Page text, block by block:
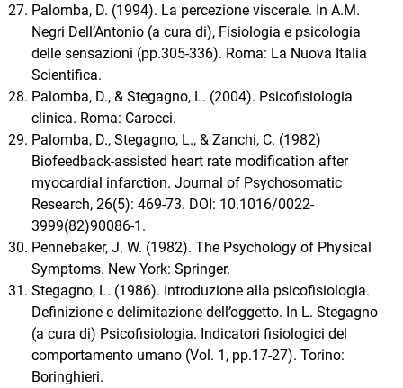
Palomba, D. (1994). La percezione viscerale. In A.M.
Negri DellʼAntonio (a cura di), Fisiologia e psicologia
delle sensazioni (pp.305-336). Roma: La Nuova Italia
Scientifica.
Palomba, D., & Stegagno, L. (2004). Psicofisiologia
clinica. Roma: Carocci.
Palomba, D., Stegagno, L., & Zanchi, C. (1982)
Biofeedback-assisted heart rate modification after
myocardial infarction. Journal of Psychosomatic
Research, 26(5): 469-73. DOI: 10.1016/0022-
3999(82)90086-1.
Pennebaker, J. W. (1982). The Psychology of Physical
Symptoms. New York: Springer.
Stegagno, L. (1986). Introduzione alla psicofisiologia.
Definizione e delimitazione dell’oggetto. In L. Stegagno
(a cura di) Psicofisiologia. Indicatori fisiologici del
comportamento umano (Vol. 1, pp.17-27). Torino:
Boringhieri.